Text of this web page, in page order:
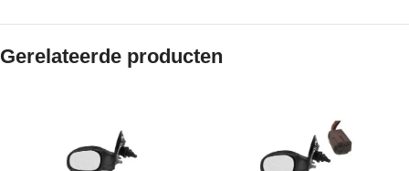
Gerelateerde producten